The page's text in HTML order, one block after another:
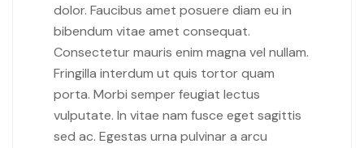
dolor. Faucibus amet posuere diam eu in
bibendum vitae amet consequat.
Consectetur mauris enim magna vel nullam.
Fringilla interdum ut quis tortor quam
porta. Morbi semper feugiat lectus
vulputate. In vitae nam fusce eget sagittis
sed ac. Egestas urna pulvinar a arcu